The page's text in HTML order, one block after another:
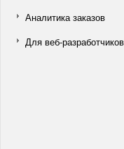
Аналитика заказов
Для веб-разработчиков